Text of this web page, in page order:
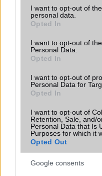
not limited to your visit or
grant or deny consent to
use your data for below
consent section.
I want to opt-out of
personal data.
Opted In
I want to opt-out of
Personal Data.
Opted In
I want to opt-out of
Personal Data for
Opted In
I want to opt-out of
Retention, Sale, and/
Personal Data that Is
Purposes for which it
Opted Out
Google consents
Ez a rejtett
sokan
2026.07.12|
Az Edge Panel az egyik
jelentősen felgyorsítja a
miközben a Pixel
KAPCSOLÓDÓ HÍREK
iPhone 17e kiszivárgott